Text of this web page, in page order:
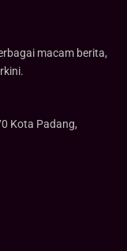
macam berita,
Kota Padang,